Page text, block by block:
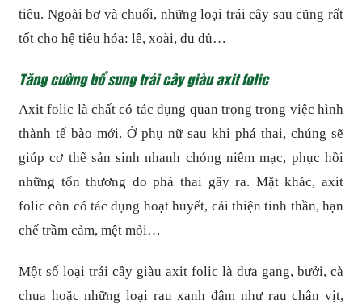
tiêu. Ngoài bơ và chuối, những loại trái cây sau cũng rất
tốt cho hệ tiêu hóa: lê, xoài, đu đủ…
Tăng cường bổ sung trái cây giàu axit folic
Axit folic là chất có tác dụng quan trọng trong việc hình
thành tế bào mới. Ở phụ nữ sau khi phá thai, chúng sẽ
giúp cơ thể sản sinh nhanh chóng niêm mạc, phục hồi
những tổn thương do phá thai gây ra. Mặt khác, axit
folic còn có tác dụng hoạt huyết, cải thiện tinh thần, hạn
chế trầm cảm, mệt mỏi…
Một số loại trái cây giàu axit folic là dưa gang, bưởi, cà
chua hoặc những loại rau xanh đậm như rau chân vịt,